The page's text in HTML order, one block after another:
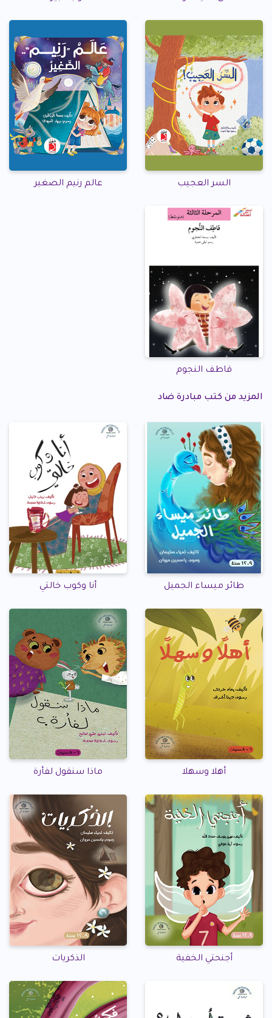
السر العجيب عالم رنيم الصغير
قاطف النجوم
المزيد من كتب مبادرة ضاد
طائر ميساء الجميل أنا وكوب خالتي
أهلا وسهلا ماذا سنقول لفأرة
أجنحتي الخفية الذكريات